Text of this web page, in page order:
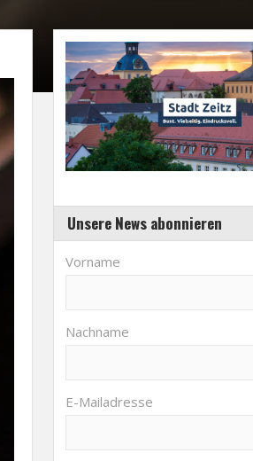
Unsere News abonnieren
Vorname
Nachname
E-Mailadresse